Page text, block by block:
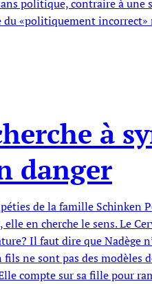
politique, contraire à une
«politiquement incorrect»
à
danger
de la famille Schinken
elle en cherche le sens. Le
Il faut dire que Nadège
ne sont pas des
compte sur sa fille pour